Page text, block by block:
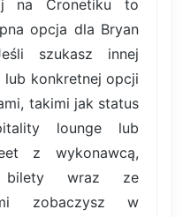
na Cronetiku to
opcja dla Bryan
szukasz innej
lub konkretnej opcji
takimi jak status
lounge lub
z wykonawcą,
bilety wraz ze
zobaczysz w